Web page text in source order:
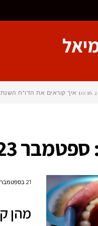
10:16 איך קוראים את הדו"ח
ספטמבר 2023
21 בספטמבר 2023
מהן